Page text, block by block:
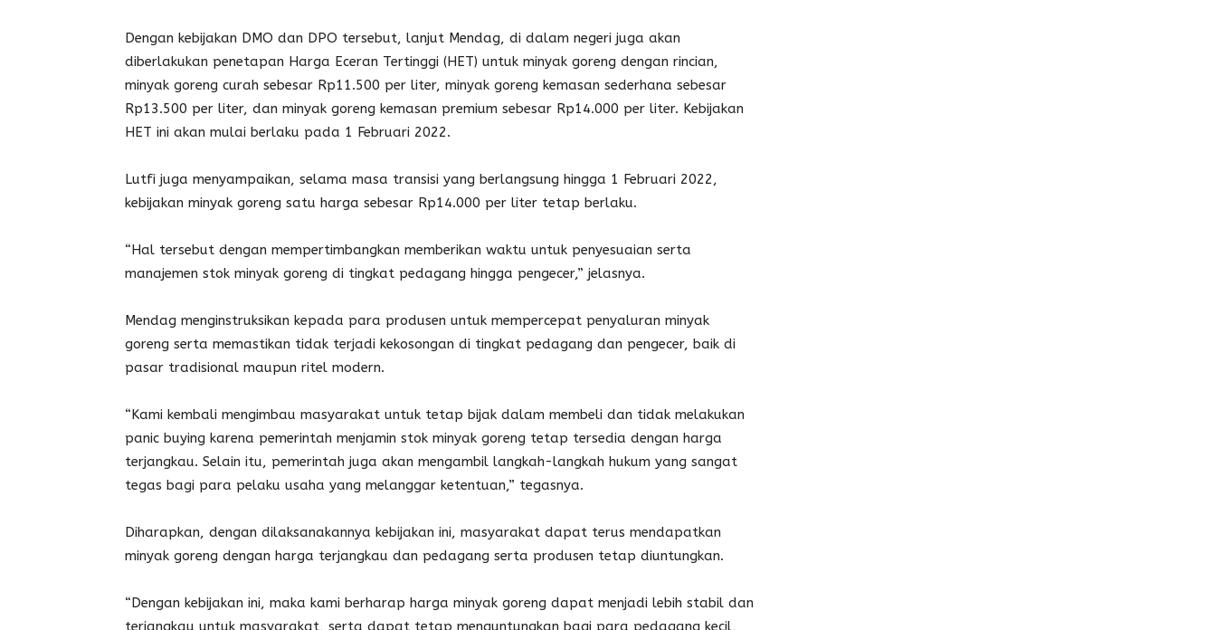
Dengan kebijakan DMO dan DPO tersebut, lanjut Mendag, di dalam negeri juga akan
diberlakukan penetapan Harga Eceran Tertinggi (HET) untuk minyak goreng dengan rincian,
minyak goreng curah sebesar Rp11.500 per liter, minyak goreng kemasan sederhana sebesar
Rp13.500 per liter, dan minyak goreng kemasan premium sebesar Rp14.000 per liter. Kebijakan
HET ini akan mulai berlaku pada 1 Februari 2022.
Lutfi juga menyampaikan, selama masa transisi yang berlangsung hingga 1 Februari 2022,
kebijakan minyak goreng satu harga sebesar Rp14.000 per liter tetap berlaku.
“Hal tersebut dengan mempertimbangkan memberikan waktu untuk penyesuaian serta
manajemen stok minyak goreng di tingkat pedagang hingga pengecer,” jelasnya.
Mendag menginstruksikan kepada para produsen untuk mempercepat penyaluran minyak
goreng serta memastikan tidak terjadi kekosongan di tingkat pedagang dan pengecer, baik di
pasar tradisional maupun ritel modern.
“Kami kembali mengimbau masyarakat untuk tetap bijak dalam membeli dan tidak melakukan
panic buying karena pemerintah menjamin stok minyak goreng tetap tersedia dengan harga
terjangkau. Selain itu, pemerintah juga akan mengambil langkah-langkah hukum yang sangat
tegas bagi para pelaku usaha yang melanggar ketentuan,” tegasnya.
Diharapkan, dengan dilaksanakannya kebijakan ini, masyarakat dapat terus mendapatkan
minyak goreng dengan harga terjangkau dan pedagang serta produsen tetap diuntungkan.
“Dengan kebijakan ini, maka kami berharap harga minyak goreng dapat menjadi lebih stabil dan
terjangkau untuk masyarakat, serta dapat tetap menguntungkan bagi para pedagang kecil,